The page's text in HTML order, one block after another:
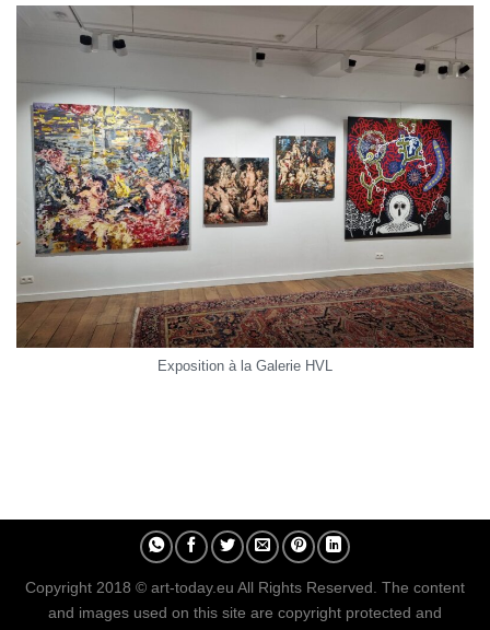
Exposition à la Galerie HVL
Copyright 2018 © art-today.eu All Rights Reserved. The content
and images used on this site are copyright protected and